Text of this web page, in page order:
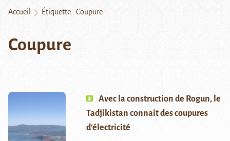
Accueil Étiquette : Coupure
Coupure
Avec la construction de Rogun, le
Tadjikistan connait des coupures
d’électricité